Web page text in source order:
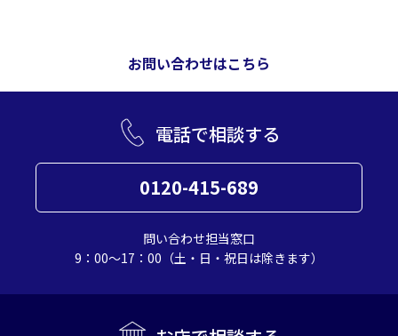
お問い合わせはこちら
電話で相談する
0120-415-689
問い合わせ担当窓口
9：00～17：00（土・日・祝日は除きます）